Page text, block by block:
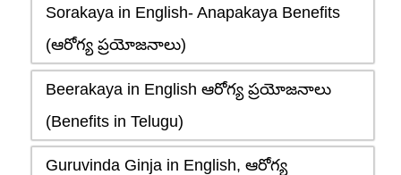
Sorakaya in English- Anapakaya Benefits
(ఆరోగ్య ప్రయోజనాలు)
Beerakaya in English ఆరోగ్య ప్రయోజనాలు
(Benefits in Telugu)
Guruvinda Ginja in English, ఆరోగ్య